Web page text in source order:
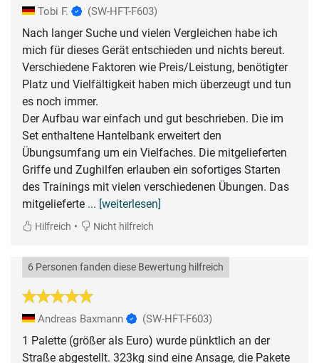
Tobi F. (SW-HFT-F603)
Nach langer Suche und vielen Vergleichen habe ich
mich für dieses Gerät entschieden und nichts bereut.
Verschiedene Faktoren wie Preis/Leistung, benötigter
Platz und Vielfältigkeit haben mich überzeugt und tun
es noch immer.
Der Aufbau war einfach und gut beschrieben. Die im
Set enthaltene Hantelbank erweitert den
Übungsumfang um ein Vielfaches. Die mitgelieferten
Griffe und Zughilfen erlauben ein sofortiges Starten
des Trainings mit vielen verschiedenen Übungen. Das
mitgelieferte ... [weiterlesen]
Hilfreich • Nicht hilfreich
6 Personen fanden diese Bewertung hilfreich
Andreas Baxmann (SW-HFT-F603)
1 Palette (größer als Euro) wurde pünktlich an der
Straße abgestellt. 323kg sind eine Ansage, die Pakete